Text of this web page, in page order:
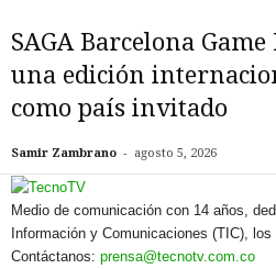
SAGA Barcelona
una edición
como país invitado
Samir Zambrano - agosto 5, 2026
Medio de comunicación con 14 años,
Información y Comunicaciones (TIC),
Contáctanos: prensa@tecnotv.com.co